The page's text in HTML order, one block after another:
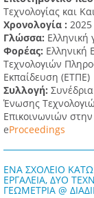
Τεχνολογίας και
Χρονολογία : 2025
Γλώσσα:
Φορέας: Ελληνική
Τεχνολογιών
Εκπαίδευση (ΕΤΠΕ)
Συλλογή:
Ένωσης
Επικοινωνιών
eProceedings
ΕΝΑ ΣΧΟΛΕΙΟ
ΕΡΓΑΛΕΙΑ, ΔΥΟ
ΓΕΩΜΕΤΡΙΑ @